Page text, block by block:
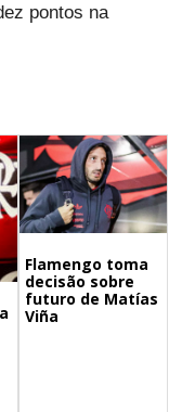
pontos na
Flamengo toma
decisão sobre
futuro de Matías
Viña